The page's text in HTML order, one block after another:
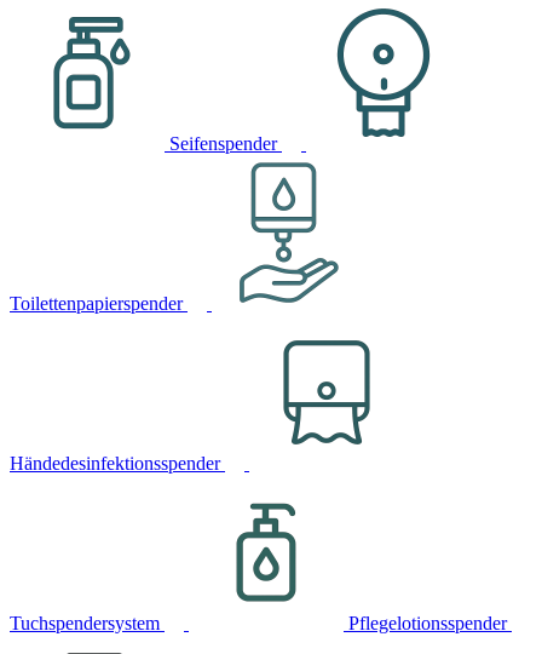
Seifenspender
Toilettenpapierspender
Händedesinfektionsspender
Tuchspendersystem Pflegelotionsspender